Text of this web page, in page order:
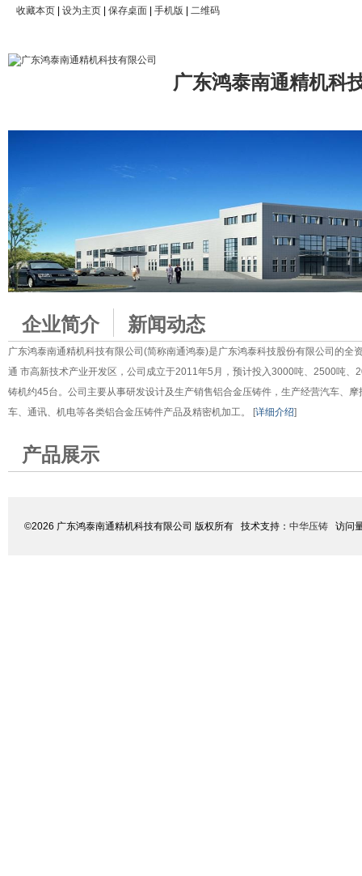
收藏本页 设为主页 保存桌面 手机版 二维码
广东鸿泰南通精机科
企业简介 新闻动态
广东鸿泰南通精机科技有限公司(简称南通鸿泰)是广东鸿泰科技股份有限公司的全
通 市高新技术产业开发区，公司成立于2011年5月，预计投入3000吨、2500吨、
铸机约45台。公司主要从事研发设计及生产销售铝合金压铸件，生产经营汽车、
车、通讯、机电等各类铝合金压铸件产品及精密机加工。 [详细介绍]
产品展示
©2026 广东鸿泰南通精机科技有限公司 版权所有 技术支持： 中华压铸 访问